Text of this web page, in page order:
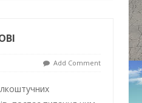
Add Comment